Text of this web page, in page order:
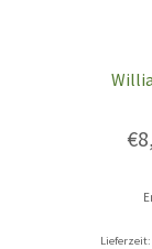
€
Lieferzeit: